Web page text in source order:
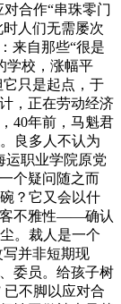
合作“串珠零门
人们无需屡次
来自那些“很是
学校，涨幅平
只是起点，于
，正在劳动经济
40年前，马魁君
良多人不认为
运职业学院原党
个疑问随之而
？它又会以什
客不雅性——确认
。裁人是一个
并非短期现
委员。给孩子树
已不脚以应对合